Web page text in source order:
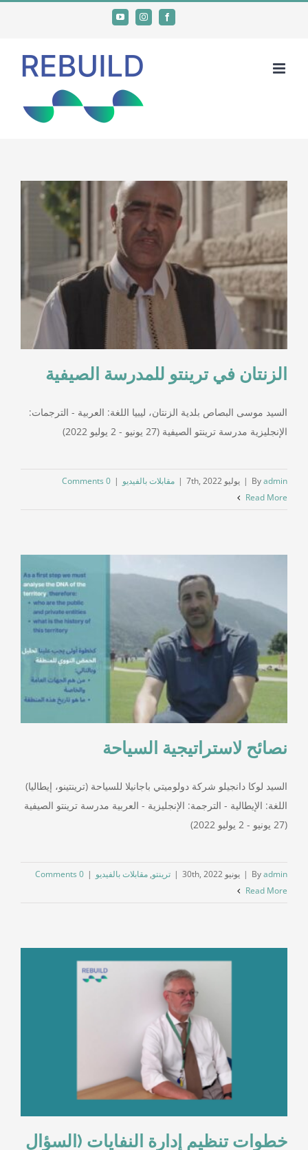
Facebook
Instagram
YouTube
الزنتان في ترينتو للمدرسة الصيفية
السيد موسى البصاص بلدية الزنتان، ليبيا اللغة: العربية - الترجمات:
الإنجليزية مدرسة ترينتو الصيفية (27 يونيو - 2 يوليو 2022)
Byadmin
| يوليو 7th, 2022 | مقابلات بالفيديو |
0 Comments
Read More
نصائح لاستراتيجية السياحة
السيد لوكا دانجيلو شركة دولوميتي باجانيلا للسياحة (ترينتينو، إيطاليا)
اللغة: الإيطالية - الترجمة: الإنجليزية - العربية مدرسة ترينتو الصيفية
(27 يونيو - 2 يوليو 2022)
Byadmin
| يونيو 30th, 2022 | ترينتو, مقابلات بالفيديو |
0 Comments
Read More
خطوات تنظيم إدارة النفايات (السؤال